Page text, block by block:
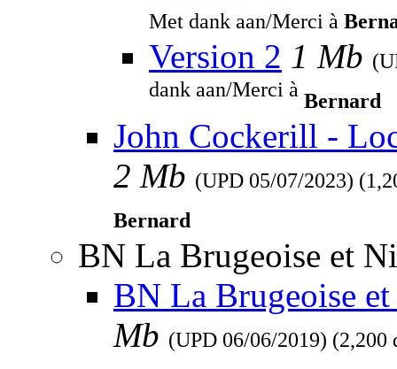
Met dank aan/Merci à
Version 2 1 Mb
dank aan/Merci à Bernard
John Cockerill -
2 Mb (UPD 05/07/2023)
Bernard
BN La Brugeoise et
BN La Brugeoise
Mb (UPD 06/06/2019) (2,200